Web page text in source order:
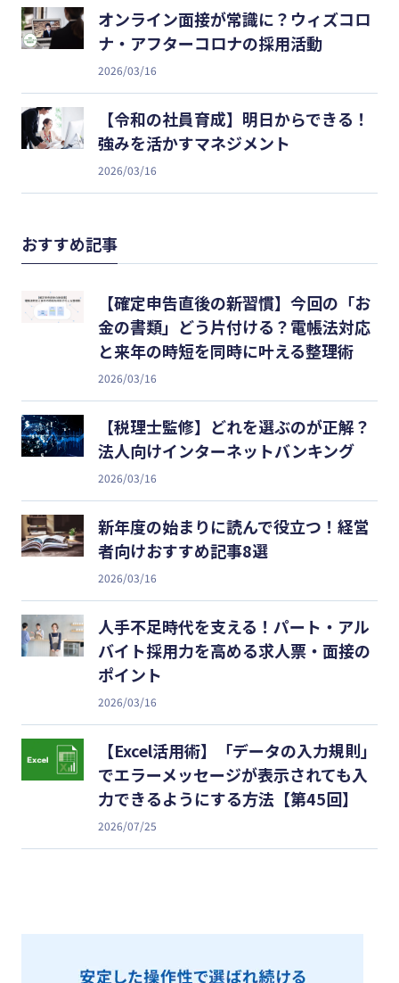
オンライン面接が常識に？ウィズコロ
ナ・アフターコロナの採用活動
2026/03/16
【令和の社員育成】明日からできる！
強みを活かすマネジメント
2026/03/16
おすすめ記事
【確定申告直後の新習慣】今回の「お
金の書類」どう片付ける？電帳法対応
と来年の時短を同時に叶える整理術
2026/03/16
【税理士監修】どれを選ぶのが正解？
法人向けインターネットバンキング
2026/03/16
新年度の始まりに読んで役立つ！経営
者向けおすすめ記事8選
2026/03/16
人手不足時代を支える！パート・アル
バイト採用力を高める求人票・面接の
ポイント
2026/03/16
【Excel活用術】「データの入力規則」
でエラーメッセージが表示されても入
力できるようにする方法【第45回】
2026/07/25